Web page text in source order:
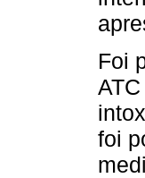
Foi
foi